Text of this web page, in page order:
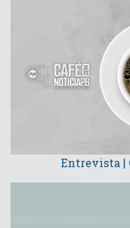
Entrevista |